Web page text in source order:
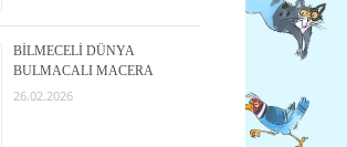
BİLMECELİ DÜNYA
BULMACALI MACERA
26.02.2026